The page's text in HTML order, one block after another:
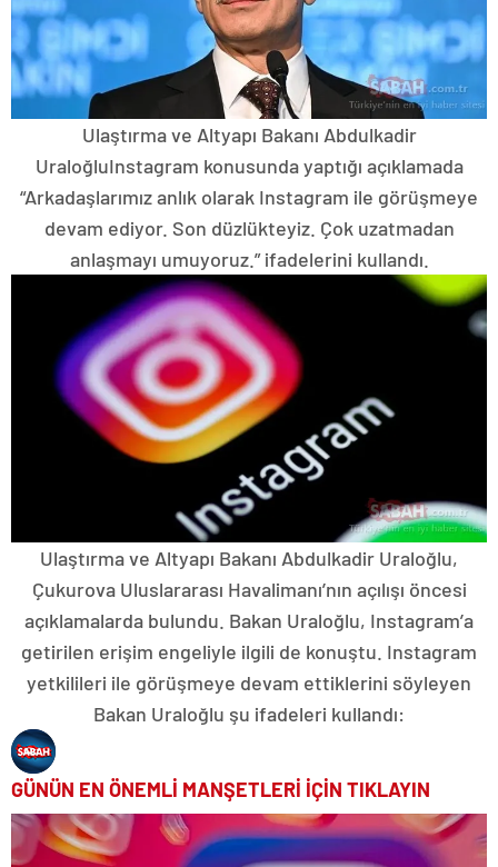
Ulaştırma ve Altyapı Bakanı Abdulkadir
UraloğluInstagram konusunda yaptığı açıklamada
“Arkadaşlarımız anlık olarak Instagram ile görüşmeye
devam ediyor. Son düzlükteyiz. Çok uzatmadan
anlaşmayı umuyoruz.” ifadelerini kullandı.
Ulaştırma ve Altyapı Bakanı Abdulkadir Uraloğlu,
Çukurova Uluslararası Havalimanı’nın açılışı öncesi
açıklamalarda bulundu. Bakan Uraloğlu, Instagram’a
getirilen erişim engeliyle ilgili de konuştu. Instagram
yetkilileri ile görüşmeye devam ettiklerini söyleyen
Bakan Uraloğlu şu ifadeleri kullandı:
GÜNÜN EN ÖNEMLİ MANŞETLERİ İÇİN TIKLAYIN